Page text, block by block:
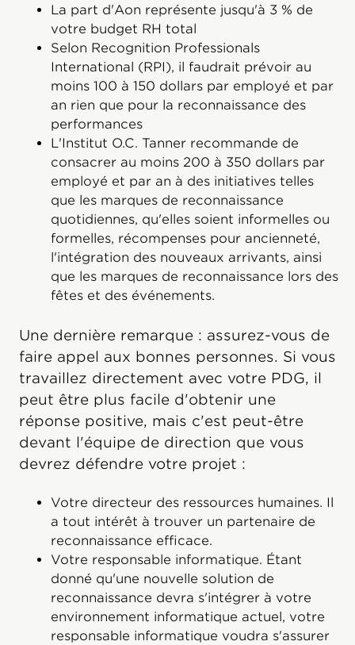
La part d'Aon représente jusqu'à 3 % de
votre budget RH total
Selon Recognition Professionals
International (RPI), il faudrait prévoir au
moins 100 à 150 dollars par employé et par
an rien que pour la reconnaissance des
performances
L'Institut O.C. Tanner recommande de
consacrer au moins 200 à 350 dollars par
employé et par an à des initiatives telles
que les marques de reconnaissance
quotidiennes, qu'elles soient informelles ou
formelles, récompenses pour ancienneté,
l'intégration des nouveaux arrivants, ainsi
que les marques de reconnaissance lors des
fêtes et des événements.
Une dernière remarque : assurez-vous de
faire appel aux bonnes personnes. Si vous
travaillez directement avec votre PDG, il
peut être plus facile d'obtenir une
réponse positive, mais c'est peut-être
devant l'équipe de direction que vous
devrez défendre votre projet :
Votre directeur des ressources humaines. Il
a tout intérêt à trouver un partenaire de
reconnaissance efficace.
Votre responsable informatique. Étant
donné qu'une nouvelle solution de
reconnaissance devra s'intégrer à votre
environnement informatique actuel, votre
responsable informatique voudra s'assurer